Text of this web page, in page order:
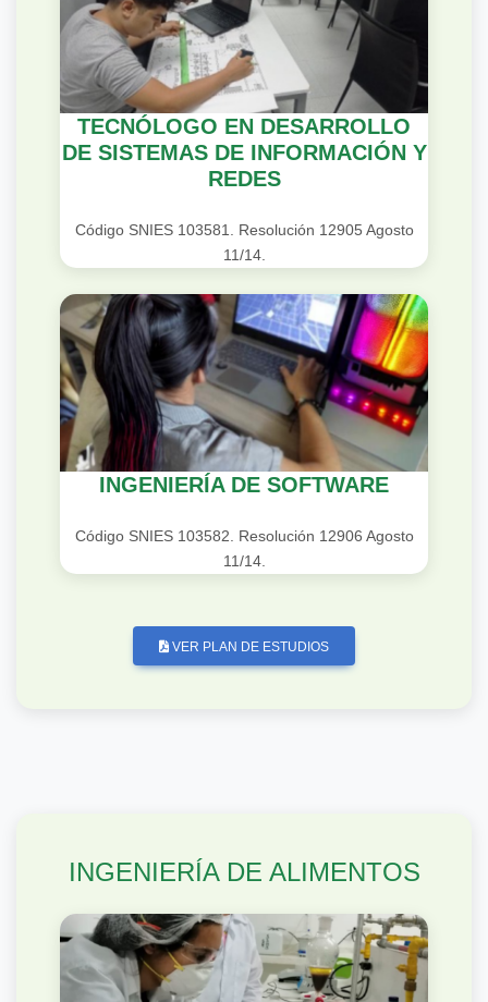
TECNÓLOGO EN DESARROLLO
DE SISTEMAS DE INFORMACIÓN Y
REDES
Código SNIES 103581. Resolución 12905 Agosto
11/14.
INGENIERÍA DE SOFTWARE
Código SNIES 103582. Resolución 12906 Agosto
11/14.
VER PLAN DE ESTUDIOS
INGENIERÍA DE ALIMENTOS